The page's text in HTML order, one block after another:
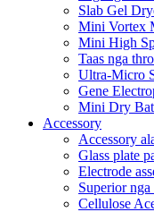
Slab Gel
Mini Vortex
Mini High
Taas nga
Ultra-Micro
Gene
Mini Dry
Accessory
Accessory
Glass plate
Electrode
Superior
Cellulose